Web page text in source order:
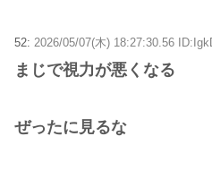
52: 2026/05/07(木) 18:27:30.56
まじで視力が悪くなる
ぜったに見るな